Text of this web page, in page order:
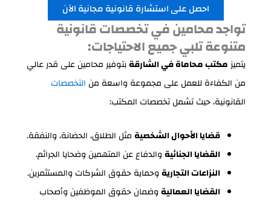
احصل على استشارة قانونية مجانية الآن
تواجد محامين في تخصصات قانونية
متنوعة تلبي جميع الاحتياجات:
يتميزمكتب محاماة في الشارقةبتوفير محامين على قدر عالي
من الكفاءة للعمل على مجموعة واسعة من التخصصات
القانونية، حيث تشمل تخصصات المكتب:
قضايا الأحوال الشخصية مثل الطلاق، الحضانة، والنفقة.
القضايا الجنائية والدفاع عن المتهمين وضحايا الجرائم.
النزاعات التجارية وحماية حقوق الشركات والمستثمرين.
القضايا العمالية وضمان حقوق الموظفين وأصحاب